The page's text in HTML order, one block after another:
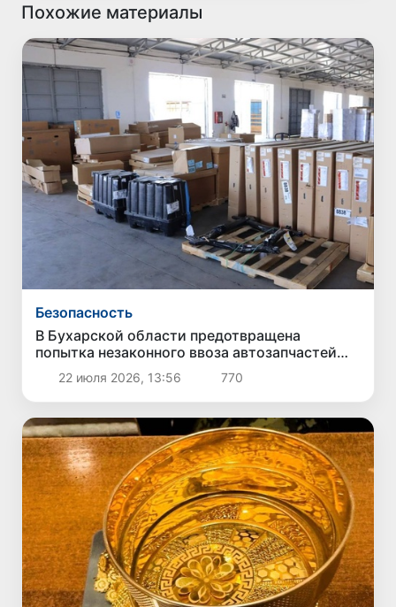
Похожие материалы
Безопасность
В Бухарской области предотвращена
попытка незаконного ввоза автозапчастей
стоимостью около 3,5 млрд сумов
22 июля 2026, 13:56 770